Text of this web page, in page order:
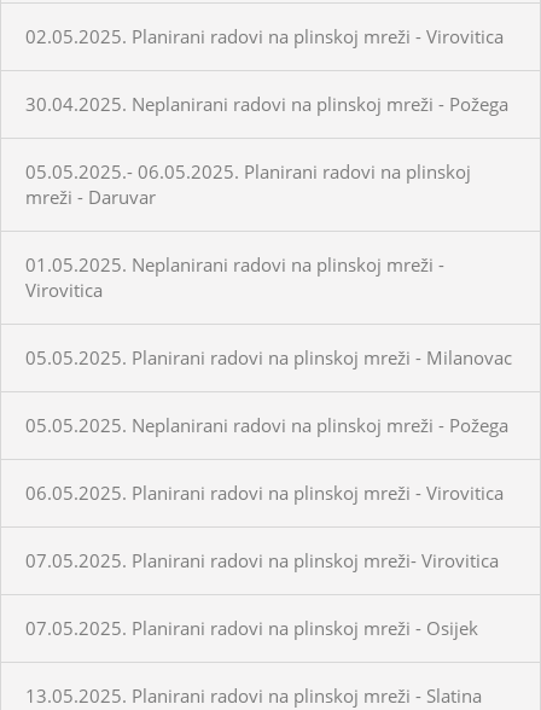
02.05.2025. Planirani radovi na plinskoj mreži - Virovitica
30.04.2025. Neplanirani radovi na plinskoj mreži - Požega
05.05.2025.- 06.05.2025. Planirani radovi na plinskoj
mreži - Daruvar
01.05.2025. Neplanirani radovi na plinskoj mreži -
Virovitica
05.05.2025. Planirani radovi na plinskoj mreži - Milanovac
05.05.2025. Neplanirani radovi na plinskoj mreži - Požega
06.05.2025. Planirani radovi na plinskoj mreži - Virovitica
07.05.2025. Planirani radovi na plinskoj mreži- Virovitica
07.05.2025. Planirani radovi na plinskoj mreži - Osijek
13.05.2025. Planirani radovi na plinskoj mreži - Slatina